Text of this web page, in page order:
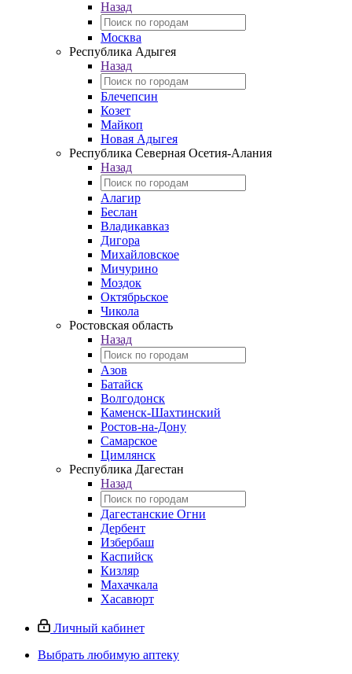
Назад
Москва
Республика Адыгея
Назад
Блечепсин
Козет
Майкоп
Новая Адыгея
Республика Северная Осетия-Алания
Назад
Алагир
Беслан
Владикавказ
Дигора
Михайловское
Мичурино
Моздок
Октябрьское
Чикола
Ростовская область
Назад
Азов
Батайск
Волгодонск
Каменск-Шахтинский
Ростов-на-Дону
Самарское
Цимлянск
Республика Дагестан
Назад
Дагестанские Огни
Дербент
Избербаш
Каспийск
Кизляр
Махачкала
Хасавюрт
Личный кабинет
Выбрать любимую аптеку